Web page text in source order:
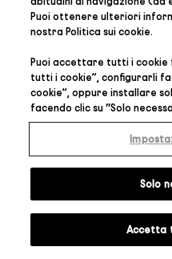
Puoi ottenere ulteriori
nostraPolitica sui cookie.
Puoi accettare tutti i cookie
tutti i cookie”, configurarli
cookie”, oppure installare
facendo clic su “Solo
Solo
Accetta